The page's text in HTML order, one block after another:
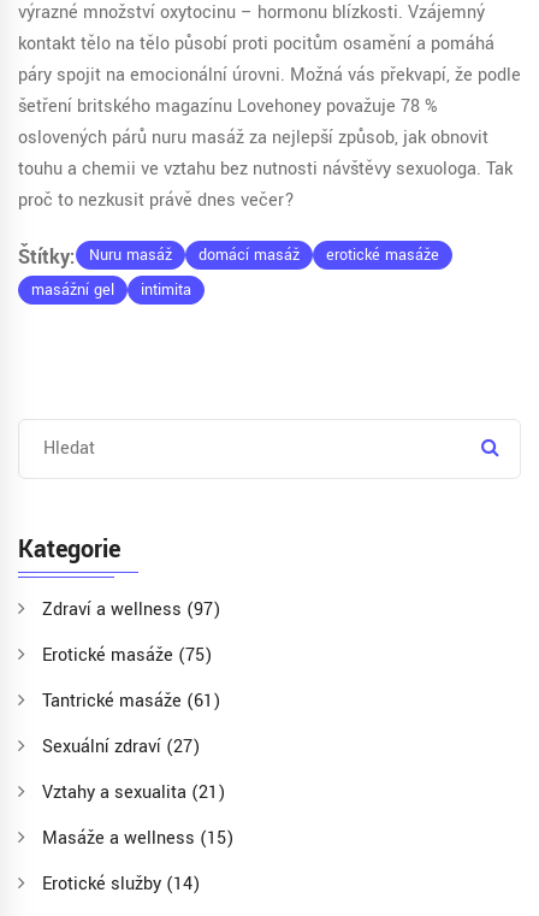
výrazné množství oxytocinu – hormonu blízkosti. Vzájemný
kontakt tělo na tělo působí proti pocitům osamění a pomáhá
páry spojit na emocionální úrovni. Možná vás překvapí, že podle
šetření britského magazínu Lovehoney považuje 78 %
oslovených párů nuru masáž za nejlepší způsob, jak obnovit
touhu a chemii ve vztahu bez nutnosti návštěvy sexuologa. Tak
proč to nezkusit právě dnes večer?
Štítky: Nuru masáž domácí masáž
erotické masáže
masážní gel
intimita
Kategorie
Zdraví a wellness (97)
Erotické masáže (75)
Tantrické masáže (61)
Sexuální zdraví (27)
Vztahy a sexualita (21)
Masáže a wellness (15)
Erotické služby (14)